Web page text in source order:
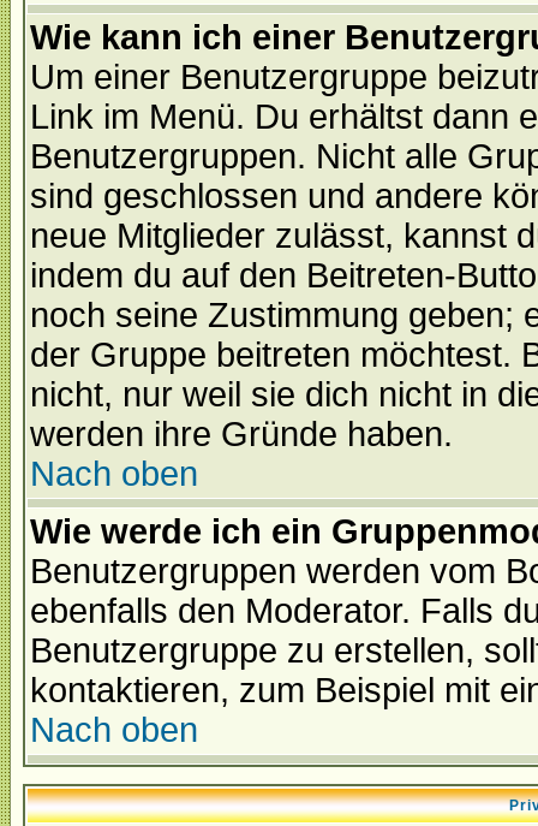
Wie kann ich einer
Um einer Benutzergruppe
Link im Menü. Du erhältst dann
Benutzergruppen. Nicht alle
sind geschlossen und andere
neue Mitglieder zulässt, kannst
indem du auf den Beitreten-
noch seine Zustimmung geben;
der Gruppe beitreten möchtest.
nicht, nur weil sie dich nicht in
werden ihre Gründe haben.
Nach oben
Wie werde ich ein
Benutzergruppen werden vom
ebenfalls den Moderator. Falls
Benutzergruppe zu erstellen,
kontaktieren, zum Beispiel mit
Nach oben